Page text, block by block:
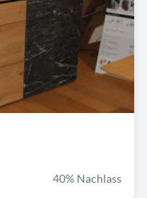
40% Nachlass